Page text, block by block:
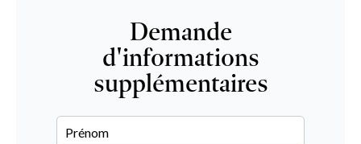
Demande
d'informations
supplémentaires